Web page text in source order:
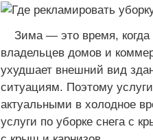
Зима — это время, когда
владельцев домов и
ухудшает внешний вид
ситуациям. Поэтому
актуальными в холодное
услуги по уборке снега с